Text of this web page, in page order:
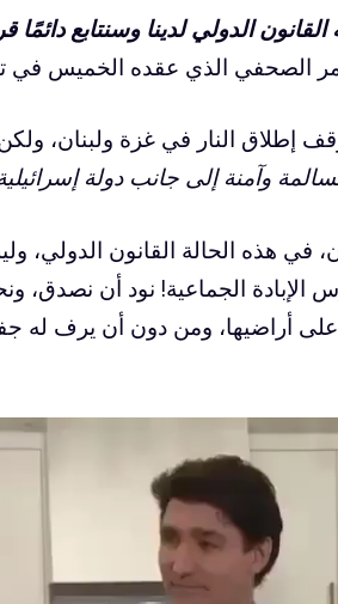
الدولي لدينا وسنتابع دائمًا
الصحفي الذي عقده الخميس في
إطلاق النار في غزة ولبنان،
وآمنة إلى جانب دولة
في هذه الحالة القانون الدولي،
الإبادة الجماعية! نود أن نصدق،
على أراضيها، ومن دون أن يرف له